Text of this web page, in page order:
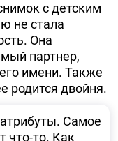
с детским
не стала
Она
партнер,
имени. Также
родится двойня.
Самое
что-то. Как